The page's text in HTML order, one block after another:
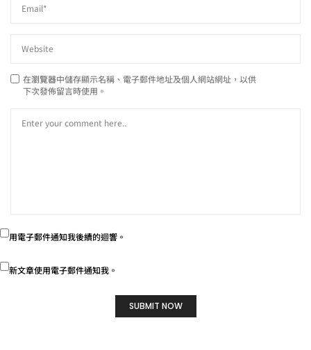
在瀏覽器中儲存顯示名稱、電子郵件地址及個人網站網址，以供
下次發佈留言時使用。
用電子郵件通知我後續的迴響。
新文章使用電子郵件通知我。